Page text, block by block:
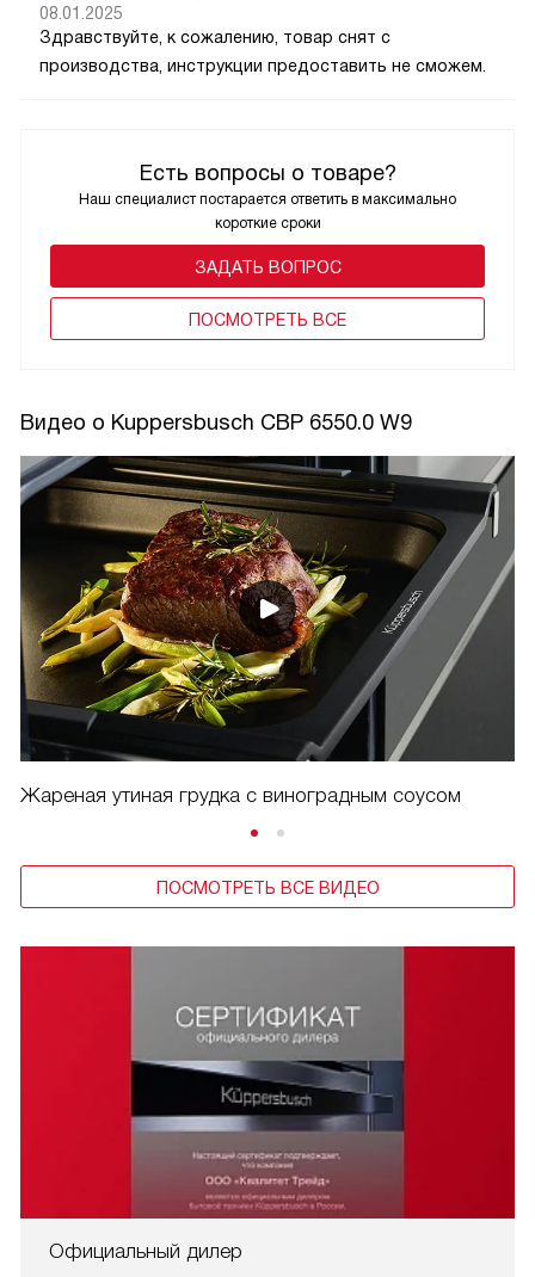
Есть вопросы о товаре?
Наш специалист постарается ответить в максимально
короткие сроки
ЗАДАТЬ ВОПРОС
ПОCМОТРЕТЬ ВСЕ
08.01.2025
Здравствуйте, к сожалению, товар снят с
производства, инструкции предоставить не сможем.
Видео о Kuppersbusch CBP 6550.0 W9
Жареная утиная грудка с виноградным соусом
ПОСМОТРЕТЬ ВСЕ ВИДЕО
Официальный дилер